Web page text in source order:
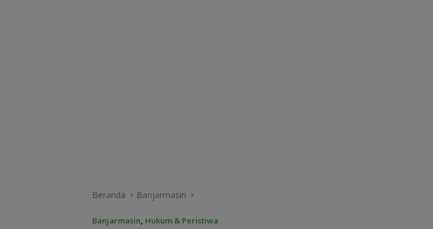
Beranda Banjarmasin
Banjarmasin, Hukum & Peristiwa